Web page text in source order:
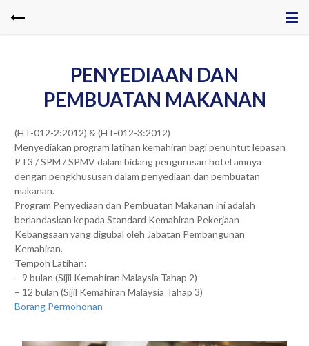
PENYEDIAAN DAN
PEMBUATAN MAKANAN
(HT-012-2:2012) & (HT-012-3:2012)
Menyediakan program latihan kemahiran bagi penuntut lepasan
PT3 / SPM / SPMV dalam bidang pengurusan hotel amnya
dengan pengkhususan dalam penyediaan dan pembuatan
makanan.
Program Penyediaan dan Pembuatan Makanan ini adalah
berlandaskan kepada Standard Kemahiran Pekerjaan
Kebangsaan yang digubal oleh Jabatan Pembangunan
Kemahiran.
Tempoh Latihan:
– 9 bulan (Sijil Kemahiran Malaysia Tahap 2)
– 12 bulan (Sijil Kemahiran Malaysia Tahap 3)
Borang Permohonan